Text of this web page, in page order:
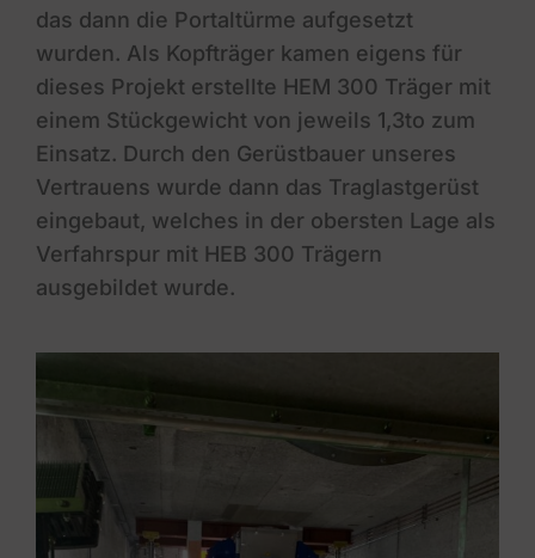
das dann die Portaltürme aufgesetzt
wurden. Als Kopfträger kamen eigens für
dieses Projekt erstellte HEM 300 Träger mit
einem Stückgewicht von jeweils 1,3to zum
Einsatz. Durch den Gerüstbauer unseres
Vertrauens wurde dann das Traglastgerüst
eingebaut, welches in der obersten Lage als
Verfahrspur mit HEB 300 Trägern
ausgebildet wurde.